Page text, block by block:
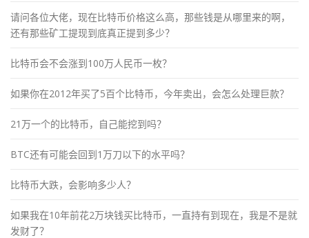
请问各位大佬，现在比特币价格这么高，那些钱是从哪里来的啊，
还有那些矿工提现到底真正提到多少？
比特币会不会涨到100万人民币一枚？
如果你在2012年买了5百个比特币，今年卖出，会怎么处理巨款？
21万一个的比特币，自己能挖到吗？
BTC还有可能会回到1万刀以下的水平吗？
比特币大跌，会影响多少人？
如果我在10年前花2万块钱买比特币，一直持有到现在，我是不是就
发财了？